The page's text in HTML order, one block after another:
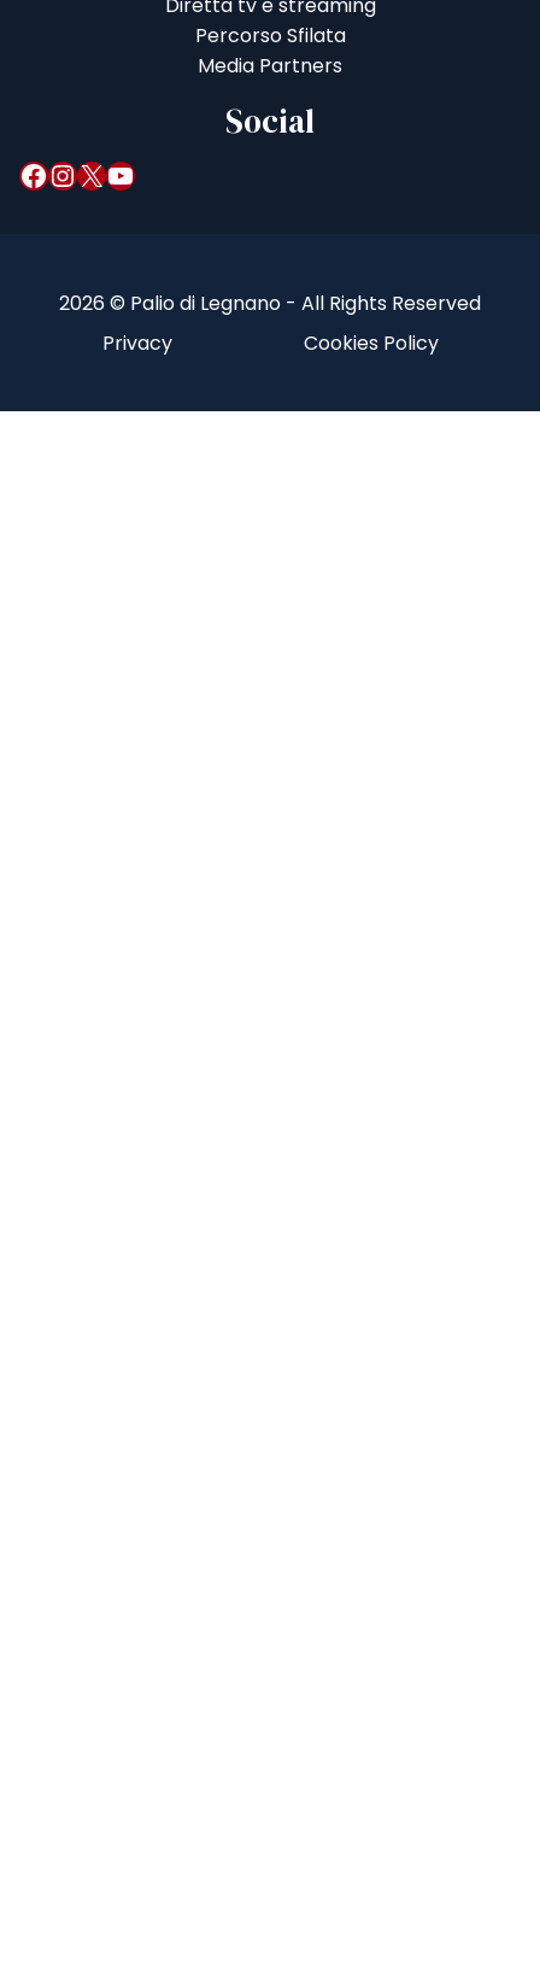
Diretta tv e streaming
Percorso Sfilata
Media Partners
Social
Facebook InstagramX YouTube
2026 © Palio di Legnano - All Rights Reserved
Privacy
Cookies Policy